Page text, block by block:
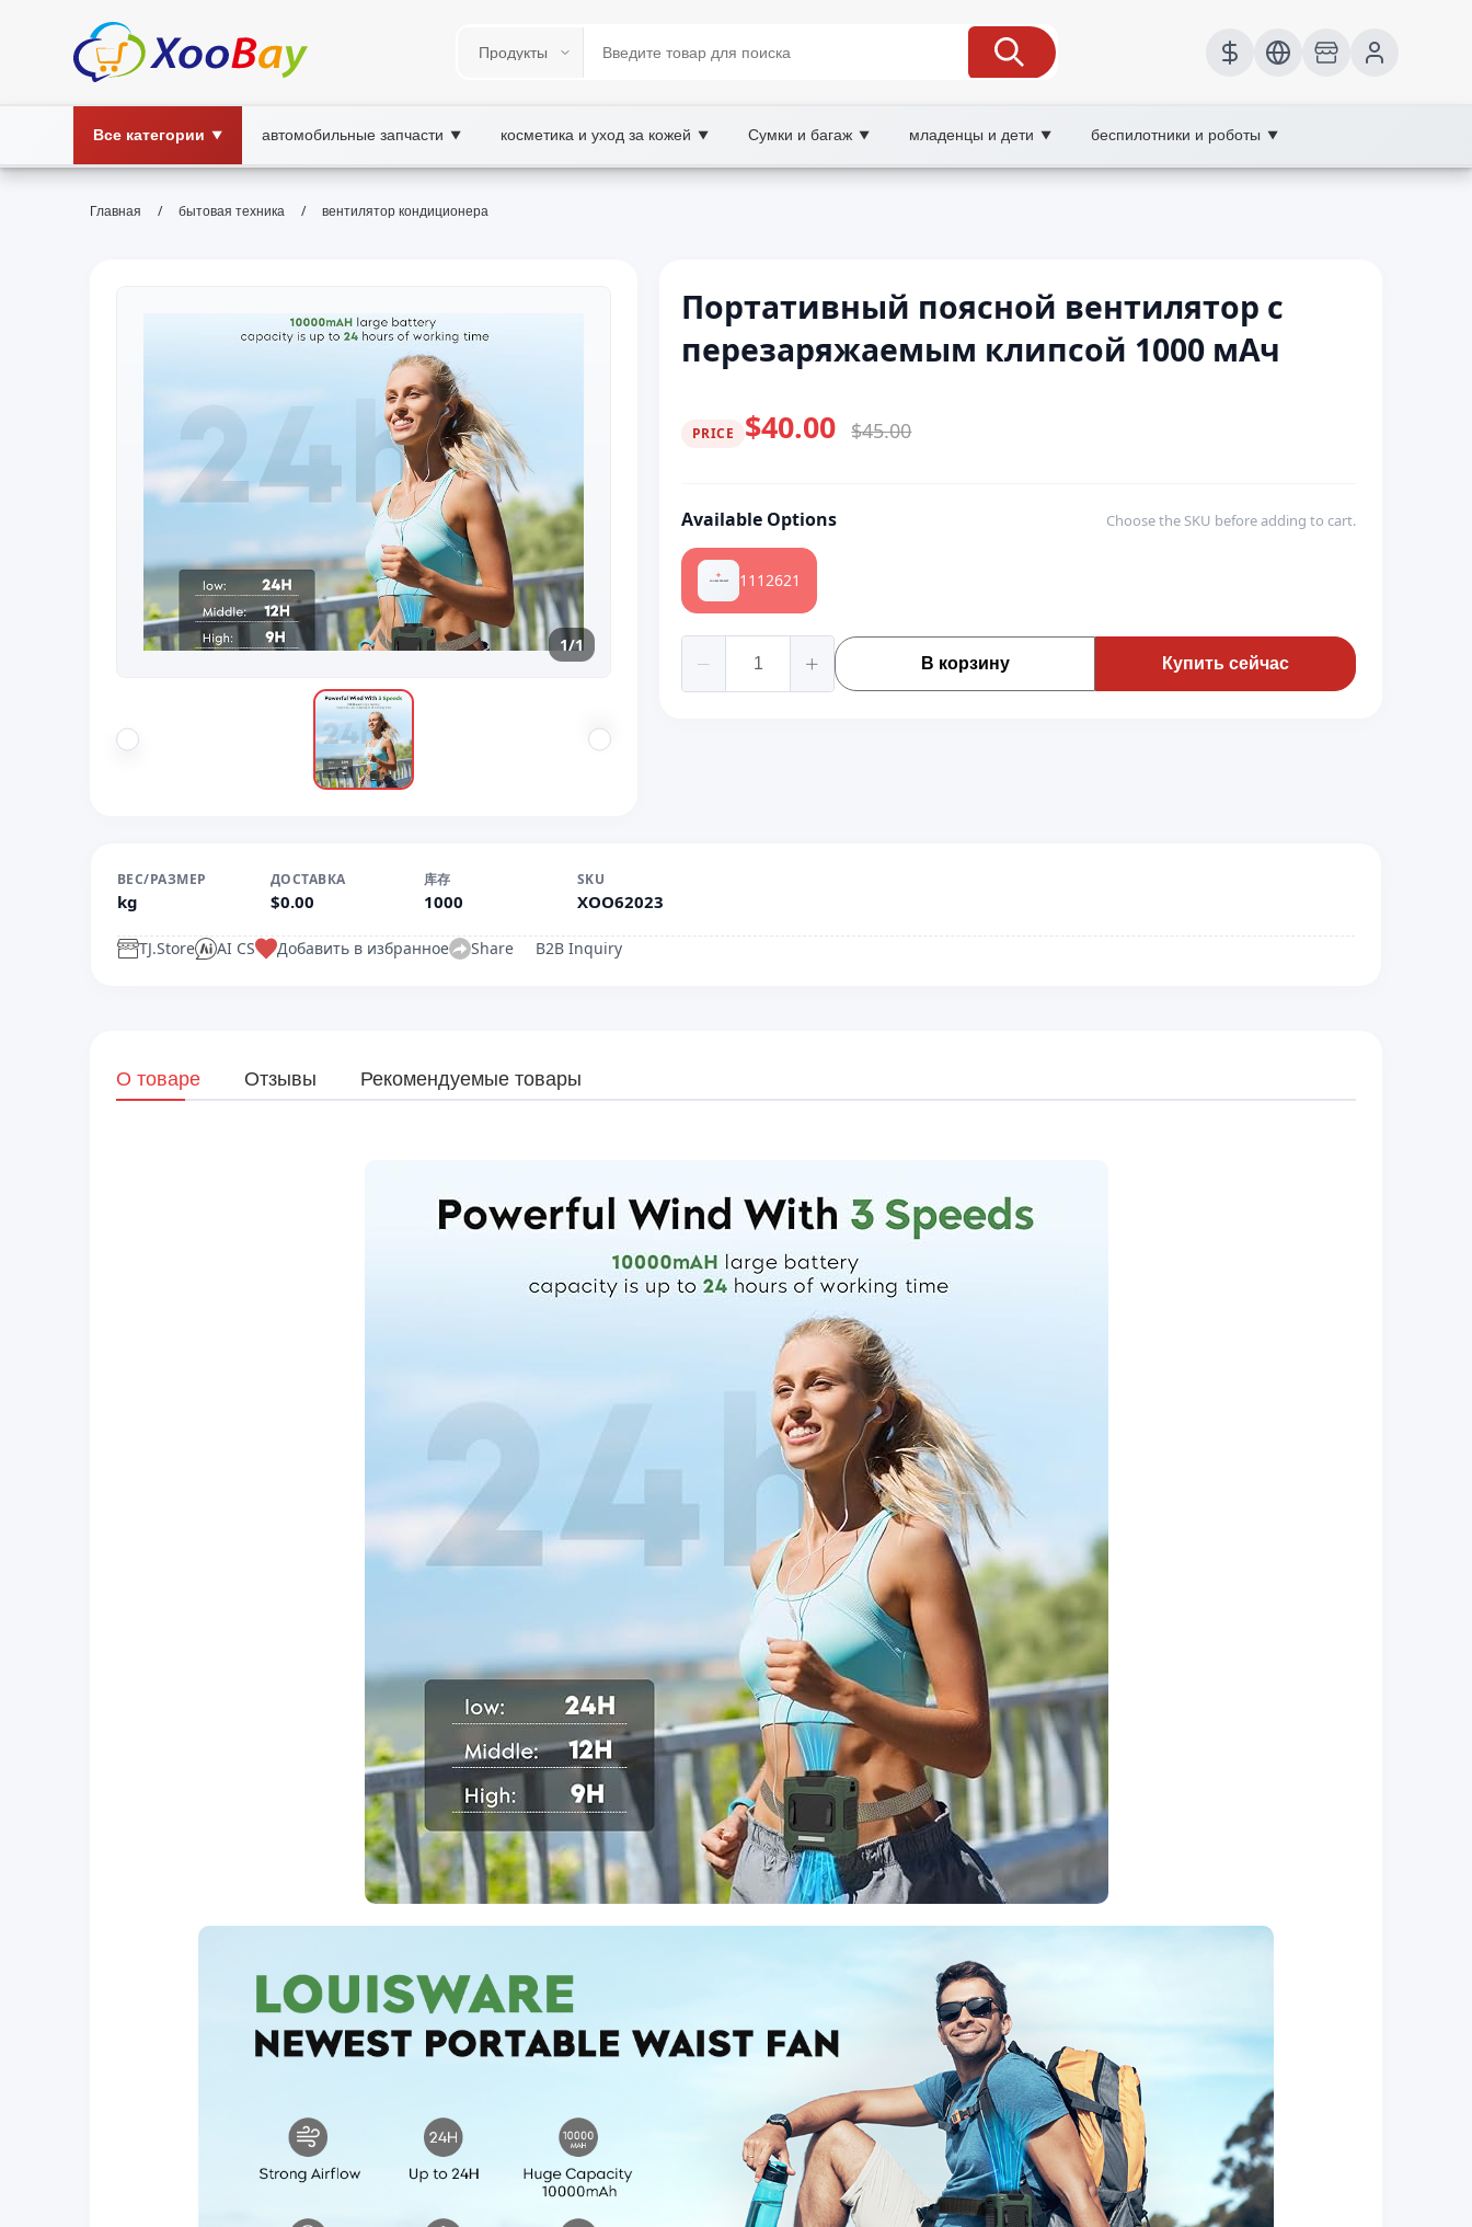
Все категории ▼ автомобильные запчасти ▼ косметика и уход за кожей ▼ Сумки и багаж ▼ младенцы и дети ▼ беспилотники и роботы ▼
Главная / бытовая техника / вентилятор кондиционера
1/1
Портативный поясной вентилятор с
перезаряжаемым клипсой 1000 мАч
PRICE $40.00 $45.00
Available Options Choose the SKU before adding to cart.
1112621
В корзину Купить сейчас
ВЕС/РАЗМЕР
kg
ДОСТАВКА
$0.00
库存
1000
SKU
XOO62023
TJ.Store AI CS Добавить в избранное Share B2B Inquiry
О товаре Отзывы Рекомендуемые товары